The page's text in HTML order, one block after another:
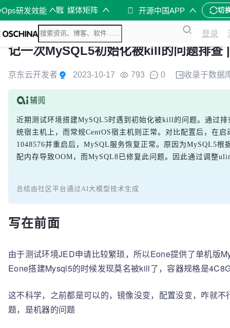
研发效能 媒体矩阵 开源中国APP 切
登录
记一次MySQL5初始化被kill的问题排查
京东云开发者 2023-10-17 793 0 收录于数据
近期测试环境搭建MySQL5时遇到初始化被kill的问题。通过
统宿主机上，而常规CentOS宿主机则正常。对比配置后，在
1048576并重启后，MySQL服务恢复正常。原因为MySQL5根
配内存导致OOM，而MySQL8已修复此问题。因此通过调整
总结由社区平台通过AI大模型技术生成
写在前面
由于测试环境JED申请比较繁琐，所以Eone提供了单机版
Eone搭建Mysql5的时候发现莫名被kill了，容器规格是
这不科学，之前都是可以的，镜像没变，配置没变，咋就
题，是机器的问题